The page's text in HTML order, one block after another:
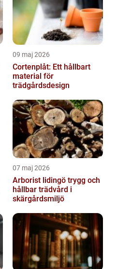
09 maj 2026
Cortenplåt: Ett hållbart
material för
trädgårdsdesign
07 maj 2026
Arborist lidingö trygg och
hållbar trädvård i
skärgårdsmiljö